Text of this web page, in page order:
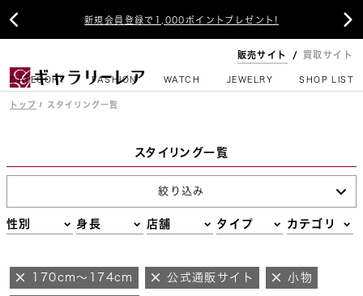
新規会員登録で1,000ポイントプレゼント!
 
販売サイト 買取サイト
CATEGORY FASHION WATCH JEWELRY SHOP LIST
トップ スタイリング一覧
スタイリング一覧
絞り込み
性別 身長 店舗 タイプ カテゴリ
170cm～174cm 公式通販サイト 小物